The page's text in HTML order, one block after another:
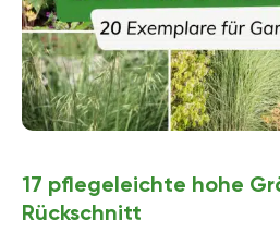
17 pflegeleichte hohe
Rückschnitt